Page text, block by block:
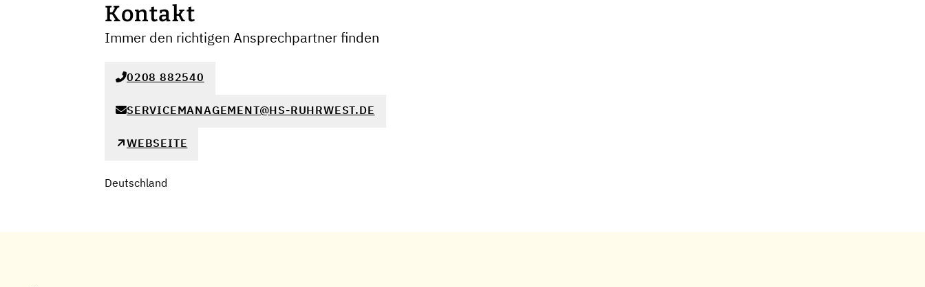
Kontakt
Immer den richtigen Ansprechpartner finden
0208 882540
SERVICEMANAGEMENT@HS-RUHRWEST.DE
WEBSEITE
Deutschland